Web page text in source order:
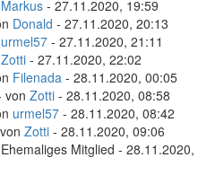
Markus - 27.11.2020, 19:59
Donald - 27.11.2020, 20:13
urmel57 - 27.11.2020, 21:11
Zotti - 27.11.2020, 22:02
Filenada - 28.11.2020, 00:05
von Zotti - 28.11.2020, 08:58
urmel57 - 28.11.2020, 08:42
Zotti - 28.11.2020, 09:06
Mitglied - 28.11.2020,